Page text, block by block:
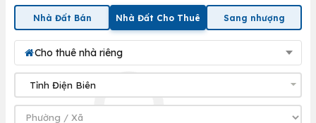
Nhà Đất Bán Nhà Đất Cho Thuê Sang nhượng
Cho thuê nhà riêng